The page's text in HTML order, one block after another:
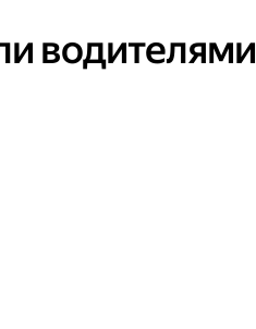
водителями